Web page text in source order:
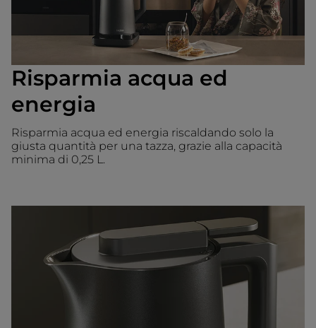
Risparmia acqua ed
energia
Risparmia acqua ed energia riscaldando solo la
giusta quantità per una tazza, grazie alla capacità
minima di 0,25 L.